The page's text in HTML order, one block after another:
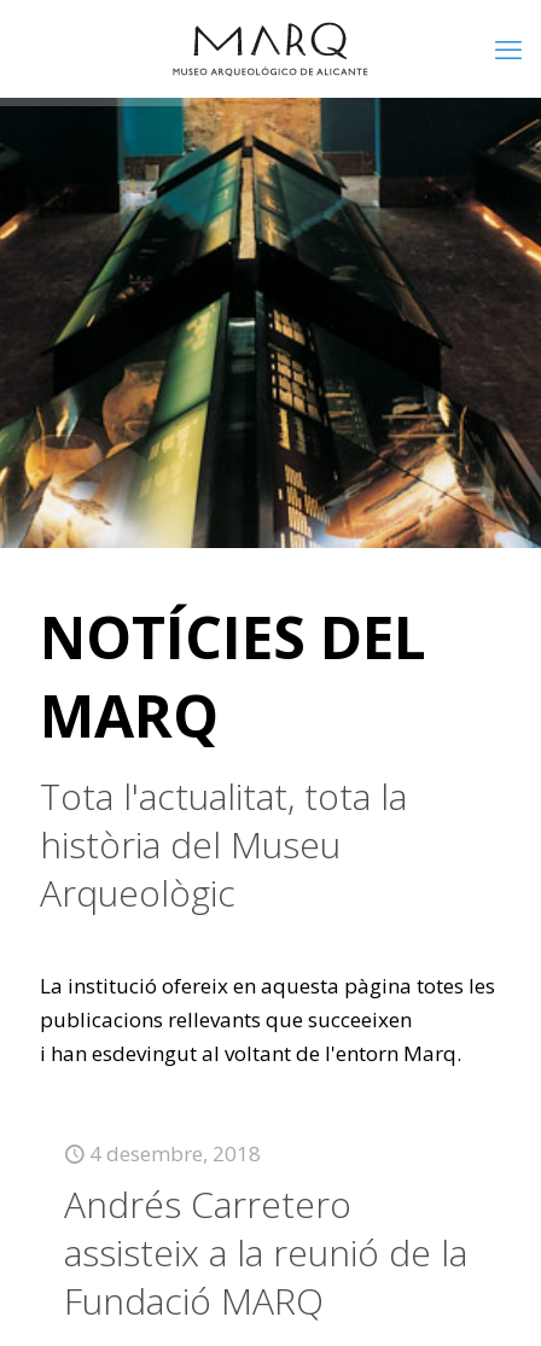
NOTÍCIES DEL
MARQ
Tota l'actualitat, tota la
història del Museu
Arqueològic
La institució ofereix en aquesta pàgina totes les
publicacions rellevants que succeeixen
i han esdevingut al voltant de l'entorn Marq.
4 desembre, 2018
Andrés Carretero
assisteix a la reunió de la
Fundació MARQ